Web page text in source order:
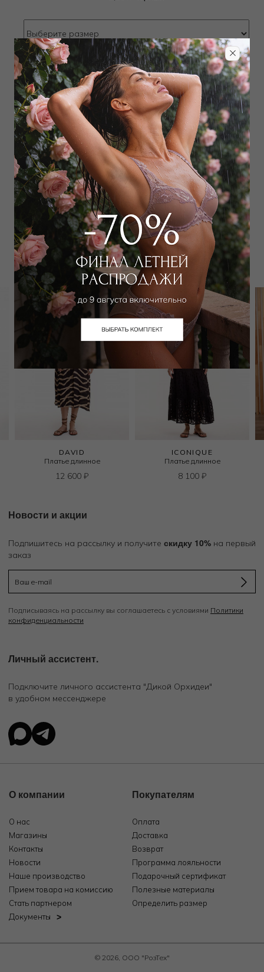
Определить размер
Наличие в магазинах
ТОВАР РАСПРОДАН
Добавить в избранное
Забронировать в магазине
Вам может подойти
DAVID
Платье длинное
12 600 ₽
ICONIQUE
Платье длинное
8 100 ₽
Новости и акции
Подпишитесь на рассылку и получите скидку 10% на первый
заказ
Подписываясь на рассылку вы соглашаетесь с условиями Политики
конфиденциальности
Личный ассистент.
Подключите личного ассистента "Дикой Орхидеи"
в удобном мессенджере
О компании
О нас
Магазины
Контакты
Новости
Наше производство
Прием товара на комиссию
Стать партнером
Документы
Покупателям
Оплата
Доставка
Возврат
Программа лояльности
Подарочный сертификат
Полезные материалы
Определить размер
© 2026, ООО "РозТех"